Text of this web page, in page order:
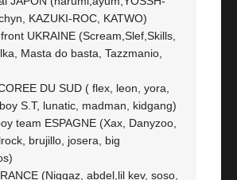
KAZUKI-ROC, KATWO)
UKRAINE (Scream,Slef,Skills,
Masta do basta, Tazzmanio,
DU SUD ( flex, leon, yora,
S.T, lunatic, madman, kidgang)
team ESPAGNE (Xax, Danyzoo,
brujillo, josera, big
(Niggaz, abdel,lil kev, soso,